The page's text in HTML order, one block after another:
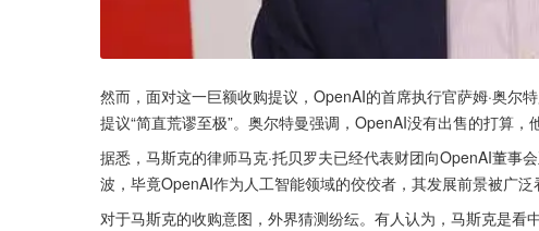
然而，面对这一巨额收购提议，OpenAI的首席执行官萨姆·奥尔
提议“简直荒谬至极”。奥尔特曼强调，OpenAI没有出售的打算，
据悉，马斯克的律师马克·托贝罗夫已经代表财团向OpenAI董事
波，毕竟OpenAI作为人工智能领域的佼佼者，其发展前景被广泛
对于马斯克的收购意图，外界猜测纷纭。有人认为，马斯克是